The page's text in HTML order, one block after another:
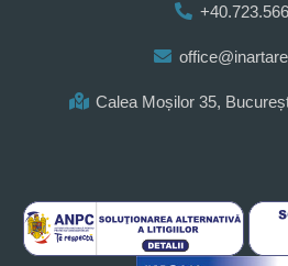
Calea Moșilor 35,